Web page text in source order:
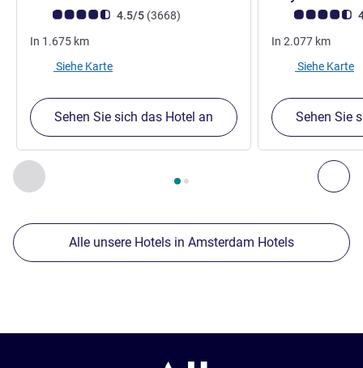
Zurück - Unsere anderen Etablissements in der Nähe
Seite , Unsere anderen Etablissements in der Nähe
Note Kundenmeinungen (Bewertung ALL)
4.5/5 (3668Bewertungen
)
In 1.675 km
Siehe Karte
Sehen Sie sich das Hotel an
Note
In 2.077 km
Siehe Karte
Sehen Sie
Alle unsere Hotels in Amsterdam Hotels